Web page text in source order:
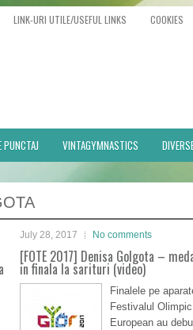
LINK-URI UTILE/USEFUL LINKS COOKIES
PUNCTAJ VINTAGYMNASTICS
July 28, 2017 No comments
[FOTE 2017] Denisa Golgota –
in finala la sarituri (video)
Finalele pe
Festivalul
European au